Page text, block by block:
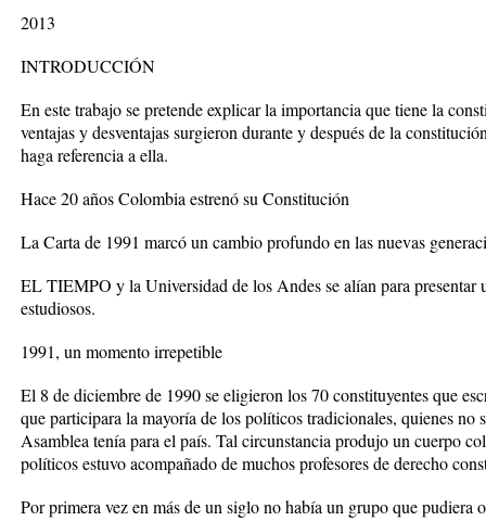
2013
INTRODUCCIÓN
En este trabajo se pretende explicar la importancia que tiene la
ventajas y desventajas surgieron durante y después de la
haga referencia a ella.
Hace 20 años Colombia estrenó su Constitución
La Carta de 1991 marcó un cambio profundo en las nuevas
EL TIEMPO y la Universidad de los Andes se alían para presentar
estudiosos.
1991, un momento irrepetible
El 8 de diciembre de 1990 se eligieron los 70 constituyentes que
que participara la mayoría de los políticos tradicionales, quienes no
Asamblea tenía para el país. Tal circunstancia produjo un cuerpo
políticos estuvo acompañado de muchos profesores de derecho
Por primera vez en más de un siglo no había un grupo que pudiera